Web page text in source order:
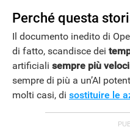
Perché questa
Il documento inedito di
di fatto, scandisce dei
artificiali sempre più veloci
sempre di più a un’AI
molti casi, di sostituire le